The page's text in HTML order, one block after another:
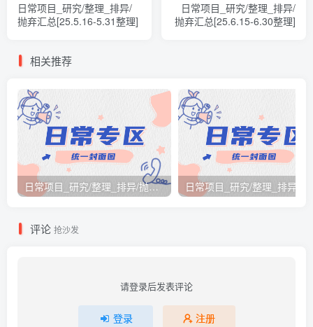
日常项目_研究/整理_排异/
抛弃汇总[25.5.16-5.31整理]
日常项目_研究/整理_排异/
抛弃汇总[25.6.15-6.30整理]
相关推荐
日常项目_研究/整理_排异/抛弃汇总[26.3.15-3.21整理]
评论 抢沙发
请登录后发表评论
登录 注册